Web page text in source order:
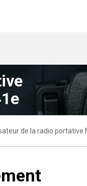
de la radio portative